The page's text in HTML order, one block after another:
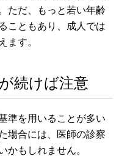
ただ、もっと若い年齢
こともあり、成人では
ます。
続けば注意
準を用いることが多い
場合には、医師の診察
かもしれません。